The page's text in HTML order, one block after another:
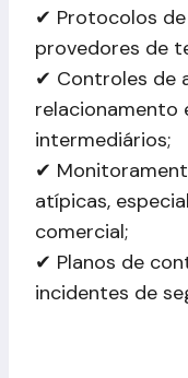
✔ Protocolos
provedores de
✔ Controles de
relacionamento
intermediários;
✔
atípicas,
comercial;
✔ Planos de
incidentes de